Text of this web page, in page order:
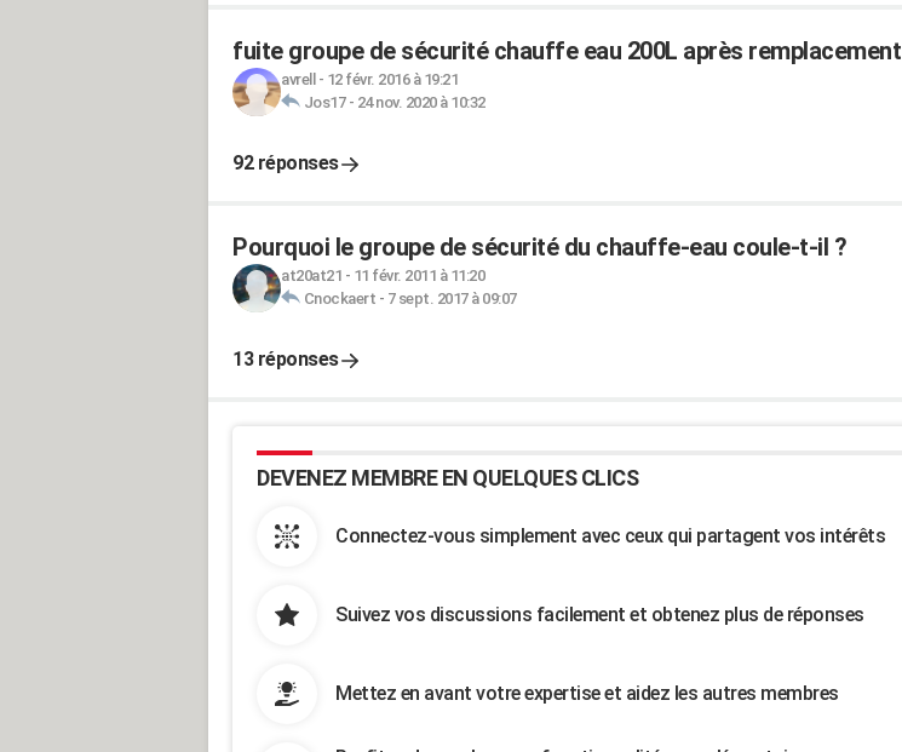
fuite groupe de sécurité chauffe eau 200L après remplacement
avrell - 12 févr. 2016 à 19:21
Jos17- 24 nov. 2020 à 10:32
92 réponses
Pourquoi le groupe de sécurité du chauffe-eau coule-t-il ?
at20at21 - 11 févr. 2011 à 11:20
Cnockaert - 7 sept. 2017 à 09:07
13 réponses
DEVENEZ MEMBRE EN QUELQUES CLICS
Connectez-vous simplement avec ceux qui partagent vos intérêts
Suivez vos discussions facilement et obtenez plus de réponses
Mettez en avant votre expertise et aidez les autres membres